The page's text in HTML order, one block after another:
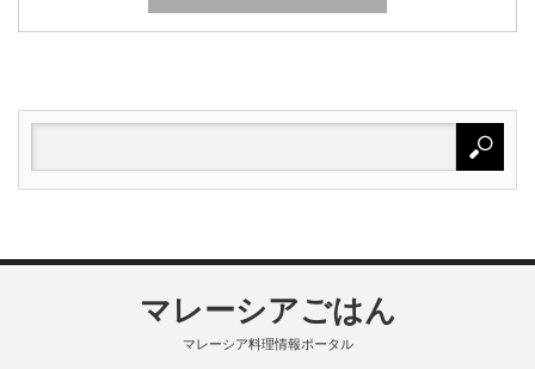
マレーシアごはん
マレーシア料理情報ポータル